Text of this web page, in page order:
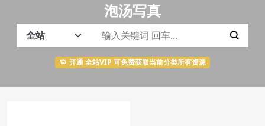
泡汤写真
开通 全站VIP 可免费获取当前分类所有资源